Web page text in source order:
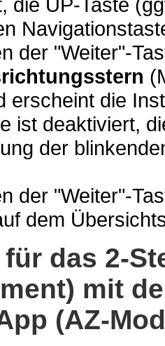
der "Weiter"-
erscheint die
ist deaktiviert,
der
der "Weiter"-
dem
das 2-
mit
(AZ-